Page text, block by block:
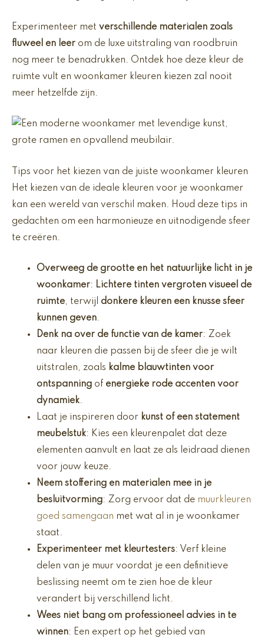
Experimenteer met verschillende materialen zoals
fluweel en leer om de luxe uitstraling van roodbruin
nog meer te benadrukken. Ontdek hoe deze kleur de
ruimte vult en woonkamer kleuren kiezen zal nooit
meer hetzelfde zijn.
Tips voor het kiezen van de juiste woonkamer kleuren
Het kiezen van de ideale kleuren voor je woonkamer
kan een wereld van verschil maken. Houd deze tips in
gedachten om een harmonieuze en uitnodigende sfeer
te creëren.
Overweeg de grootte en het natuurlijke licht in je
woonkamer: Lichtere tinten vergroten visueel de
ruimte, terwijl donkere kleuren een knusse sfeer
kunnen geven.
Denk na over de functie van de kamer: Zoek
naar kleuren die passen bij de sfeer die je wilt
uitstralen, zoals kalme blauwtinten voor
ontspanning of energieke rode accenten voor
dynamiek.
Laat je inspireren door kunst of een statement
meubelstuk: Kies een kleurenpalet dat deze
elementen aanvult en laat ze als leidraad dienen
voor jouw keuze.
Neem stoffering en materialen mee in je
besluitvorming: Zorg ervoor dat de muurkleuren
goed samengaan met wat al in je woonkamer
staat.
Experimenteer met kleurtesters: Verf kleine
delen van je muur voordat je een definitieve
beslissing neemt om te zien hoe de kleur
verandert bij verschillend licht.
Wees niet bang om professioneel advies in te
winnen: Een expert op het gebied van